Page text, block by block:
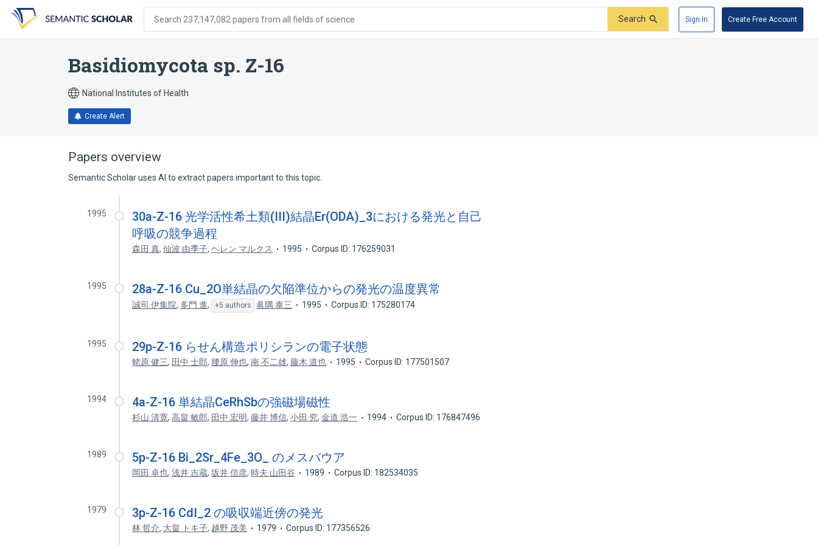
search
form
content
account
menu
Search 237,147,082 papers from all fields of science Search Sign In Create Free Account
Basidiomycota sp. Z-16
National Institutes of Health
Create Alert
Papers overview
Semantic Scholar uses AI to extract papers important to this topic.
1995
30a-Z-16 光学活性希土類(III)結晶Er(ODA)_3における発光と自己
呼吸の競争過程
森田 真,仙波 由季子,ヘレン マルクス 1995 Corpus ID: 176259031
1995 28a-Z-16 Cu_2O単結晶の欠陥準位からの発光の温度異常
誠司 伊集院, 多門 進, +5 authors 眞隅 泰三 1995 Corpus ID: 175280174
1995 29p-Z-16 らせん構造ポリシランの電子状態
蛯原 健三, 田中 士郎, 腰原 伸也,南 不二雄,藤木 道也 1995 Corpus ID: 177501507
1994 4a-Z-16 単結晶CeRhSbの強磁場磁性
杉山 清寛,高畠 敏郎, 田中 宏明,藤井 博信,小田 究,金道 浩一 1994 Corpus ID: 176847496
1989 5p-Z-16 Bi_2Sr_4Fe_3O_ のメスバウア
岡田 卓也,浅井 吉蔵,坂井 信彦, 時夫 山田谷 1989 Corpus ID: 182534035
1979 3p-Z-16 CdI_2 の吸収端近傍の発光
林 哲介, 大畠 トキ子, 越野 茂美 1979 Corpus ID: 177356526